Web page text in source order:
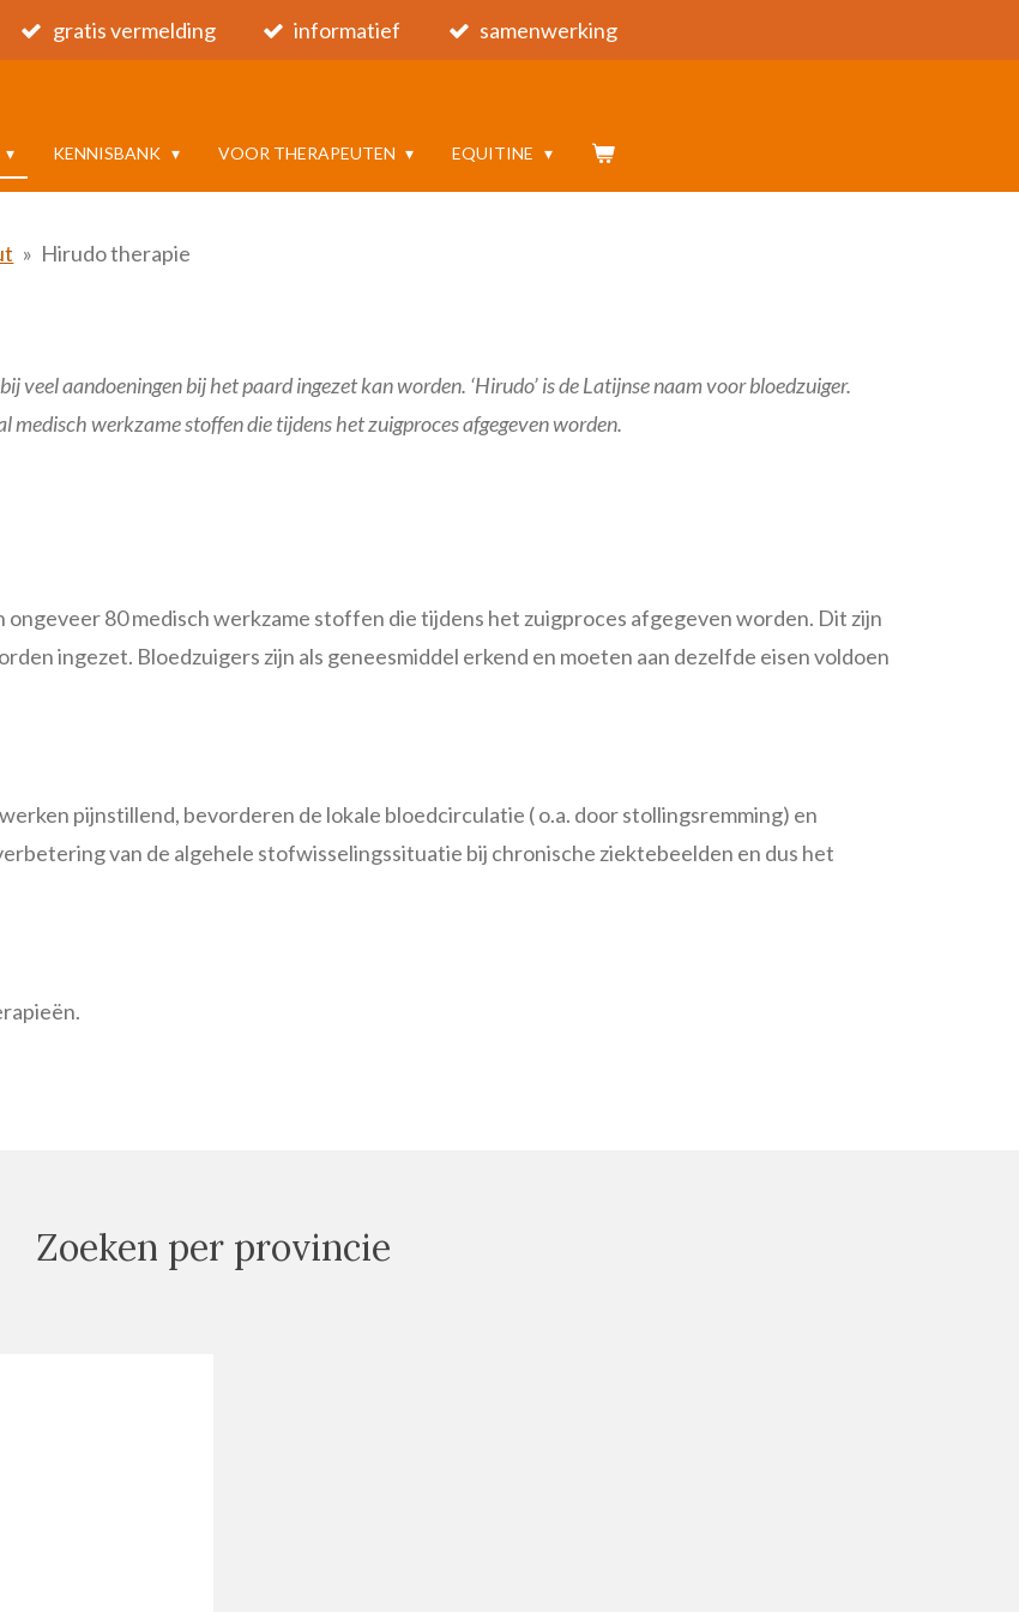
gratis vermelding informatief samenwerking
KENNISBANK VOOR THERAPEUTEN EQUITINE
» Hirudo therapie
veel aandoeningen bij het paard ingezet kan worden. ‘Hirudo’ is de Latijnse naam voor bloedzuiger.
medisch werkzame stoffen die tijdens het zuigproces afgegeven worden.
80 medisch werkzame stoffen die tijdens het zuigproces afgegeven worden. Dit zijn
ingezet. Bloedzuigers zijn als geneesmiddel erkend en moeten aan dezelfde eisen voldoen
pijnstillend, bevorderen de lokale bloedcirculatie ( o.a. door stollingsremming) en
van de algehele stofwisselingssituatie bij chronische ziektebeelden en dus het
Zoeken per provincie